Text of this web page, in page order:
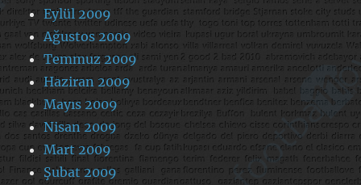
Eylül 2009
Ağustos 2009
Temmuz 2009
Haziran 2009
Mayıs 2009
Nisan 2009
Mart 2009
Şubat 2009